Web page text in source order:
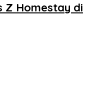
Z Homestay di